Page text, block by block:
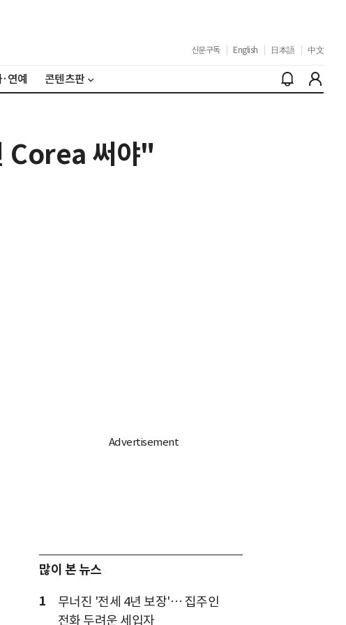
신문구독 English 日本語 中文
연예 콘텐츠판
Corea 써야"
많이 본 뉴스
1
무너진 '전세 4년 보장'… 집주인
전화 두려운 세입자